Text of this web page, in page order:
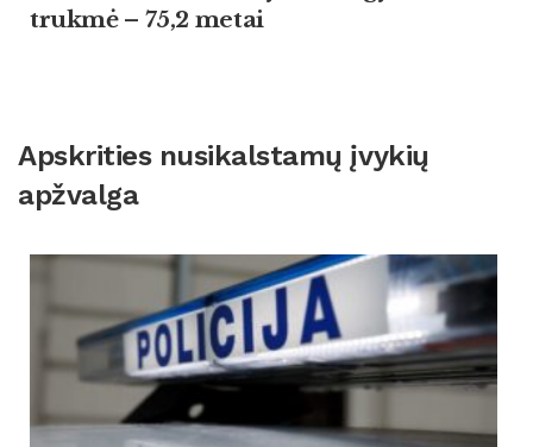
trukmė – 75,2 metai
Apskrities nusikalstamų įvykių
apžvalga